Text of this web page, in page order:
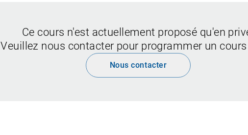
Ce cours n'est actuellement proposé qu'en
Veuillez nous contacter pour programmer un cours
Nous contacter